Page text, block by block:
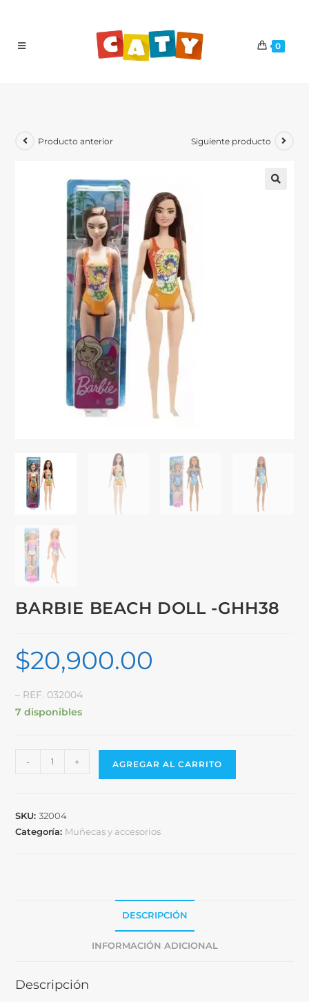
0
Producto anterior Siguiente producto
BARBIE BEACH DOLL -GHH38
$20,900.00
– REF. 032004
7 disponibles
- + AGREGAR AL CARRITO
SKU:32004
Categoría: Muñecas y accesorios
DESCRIPCIÓN
INFORMACIÓN ADICIONAL
Descripción